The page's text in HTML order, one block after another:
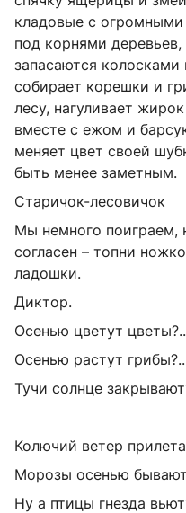
кладовые с
под корнями
запасаются
собирает корешки и
лесу, нагуливает
вместе с ежом и
меняет цвет своей
быть менее заметным.
Старичок-лесовичок
Мы немного поиграем,
согласен – топни
ладошки.
Диктор.
Осенью цветут
Осенью растут
Тучи солнце
Колючий ветер
Морозы осенью
Ну а птицы гнезда